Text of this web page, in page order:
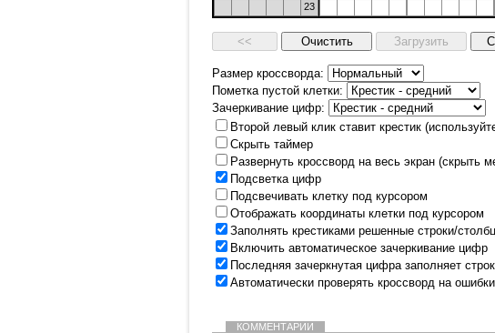
23
Размер кроссворда:
Пометка пустой клетки:
Зачеркивание цифр:
Второй левый клик ставит крестик
Скрыть таймер
Развернуть кроссворд на весь экран (скрыть
Подсветка цифр
Подсвечивать клетку под курсором
Отображать координаты клетки под курсором
Заполнять крестиками решенные строки/
Включить автоматическое зачеркивание цифр
Последняя зачеркнутая цифра заполняет
Автоматически проверять кроссворд на ошибки
КОММЕНТАРИИ